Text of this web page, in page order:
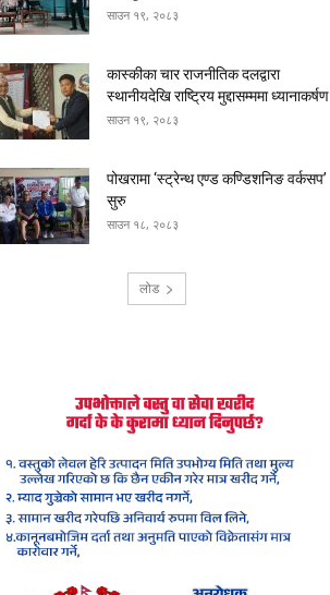
साउन १९, २०८३
कास्कीका चार राजनीतिक दलद्वारा
स्थानीयदेखि राष्ट्रिय मुद्दासम्ममा ध्यानाकर्षण
साउन १९, २०८३
पोखरामा ‘स्ट्रेन्थ एण्ड कण्डिशनिङ वर्कसप’
सुरु
साउन १८, २०८३
लोड